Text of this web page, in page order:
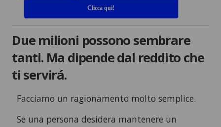
Clicca qui!
Due milioni possono sembrare
tanti. Ma dipende dal reddito che
ti servirá.
Facciamo un ragionamento molto semplice.
Se una persona desidera mantenere un